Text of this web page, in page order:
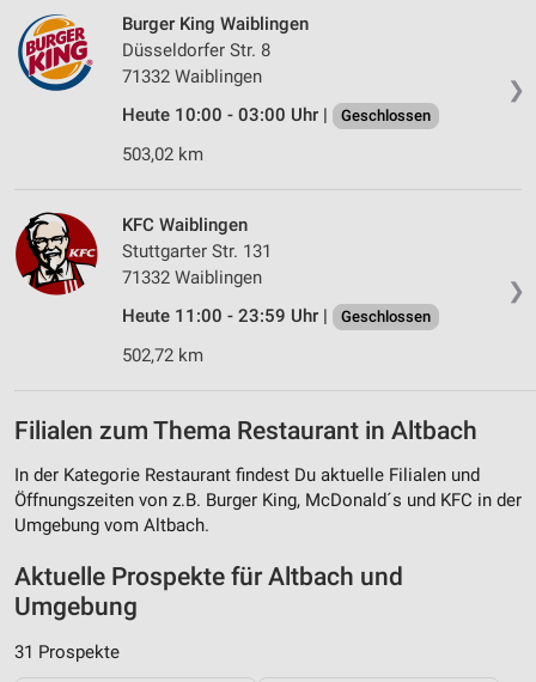
❯
Burger King Waiblingen
Düsseldorfer Str. 8
71332 Waiblingen
Heute 10:00 - 03:00 Uhr |
Geschlossen
503,02 km
❯
KFC Waiblingen
Stuttgarter Str. 131
71332 Waiblingen
Heute 11:00 - 23:59 Uhr |
Geschlossen
502,72 km
Filialen zum Thema Restaurant in Altbach
In der Kategorie Restaurant findest Du aktuelle Filialen und
Öffnungszeiten von z.B. Burger King, McDonald´s und KFC in der
Umgebung vom Altbach.
Aktuelle Prospekte für Altbach und
Umgebung
31 Prospekte